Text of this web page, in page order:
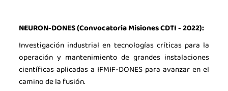
NEURON-DONES (Convocatoria Misiones CDTI - 2022):
Investigación industrial en tecnologías críticas para la
operación y mantenimiento de grandes instalaciones
científicas aplicadas a IFMIF-DONES para avanzar en el
camino de la fusión.